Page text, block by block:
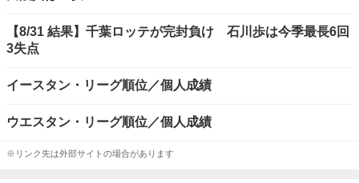
【8/31 結果】千葉ロッテが完封負け 石川歩は今季最長6回
3失点
イースタン・リーグ順位／個人成績
ウエスタン・リーグ順位／個人成績
※リンク先は外部サイトの場合があります